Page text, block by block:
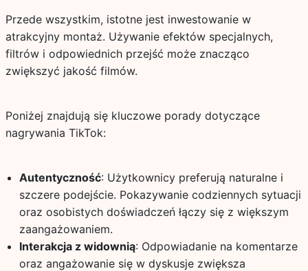
Przede wszystkim, istotne jest inwestowanie w
atrakcyjny montaż. Używanie efektów specjalnych,
filtrów i odpowiednich przejść może znacząco
zwiększyć jakość filmów.
Poniżej znajdują się kluczowe porady dotyczące
nagrywania TikTok:
Autentyczność: Użytkownicy preferują naturalne i
szczere podejście. Pokazywanie codziennych sytuacji
oraz osobistych doświadczeń łączy się z większym
zaangażowaniem.
Interakcja z widownią: Odpowiadanie na komentarze
oraz angażowanie się w dyskusje zwiększa